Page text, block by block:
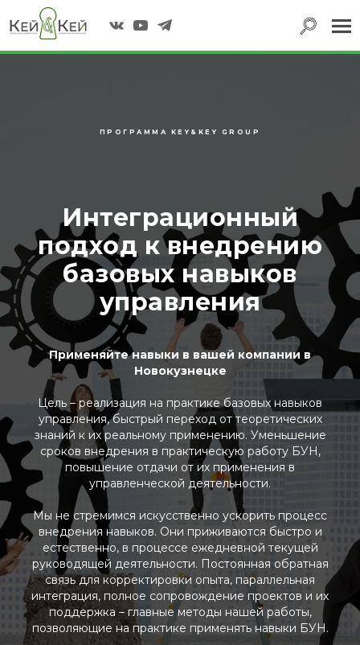
|||
НАЧАТЬ
ПРОГРАММА KEY&KEY GROUP
Интеграционный
подход к внедрению
базовых навыков
управления
Применяйте навыки в вашей компании в
Новокузнецке
Цель – реализация на практике базовых навыков
управления, быстрый переход от теоретических
знаний к их реальному применению. Уменьшение
сроков внедрения в практическую работу БУН,
повышение отдачи от их применения в
управленческой деятельности.
Мы не стремимся искусственно ускорить процесс
внедрения навыков. Они приживаются быстро и
естественно, в процессе ежедневной текущей
руководящей деятельности. Постоянная обратная
связь для корректировки опыта, параллельная
интеграция, полное сопровождение проектов и их
поддержка – главные методы нашей работы,
позволяющие на практике применять навыки БУН.